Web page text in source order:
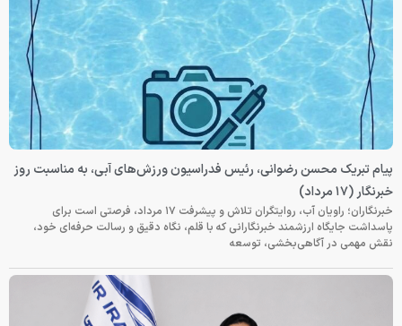
پیام تبریک محسن رضوانی، رئیس فدراسیون ورزش‌های آبی، به مناسبت روز
خبرنگار (۱۷ مرداد)
خبرنگاران؛ راویان آب، روایتگران تلاش و پیشرفت ۱۷ مرداد، فرصتی است برای
پاسداشت جایگاه ارزشمند خبرنگارانی که با قلم، نگاه دقیق و رسالت حرفه‌ای خود،
نقش مهمی در آگاهی‌بخشی، توسعه